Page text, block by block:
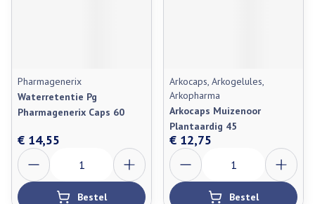
Pharmagenerix
Waterretentie Pg
Pharmagenerix Caps 60
€ 14,55
Aantal
Bestel
Arkocaps, Arkogelules,
Arkopharma
Arkocaps Muizenoor
Plantaardig 45
€ 12,75
Aantal
Bestel